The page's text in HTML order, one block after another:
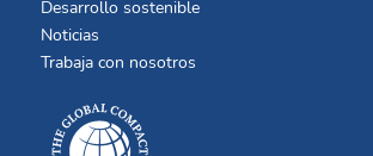
Desarrollo sostenible
Noticias
Trabaja con nosotros